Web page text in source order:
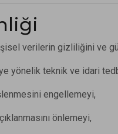
verilerin gizliliğini ve
yönelik teknik ve idari
engellemeyi,
önlemeyi,